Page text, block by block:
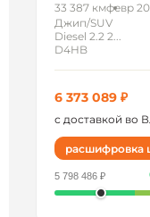
33 387 кмфевр
Джип/SUV
Diesel 2.2 2...
D4HB
6 373 089 ₽
с доставкой во
расшифровка
5 798 486 ₽